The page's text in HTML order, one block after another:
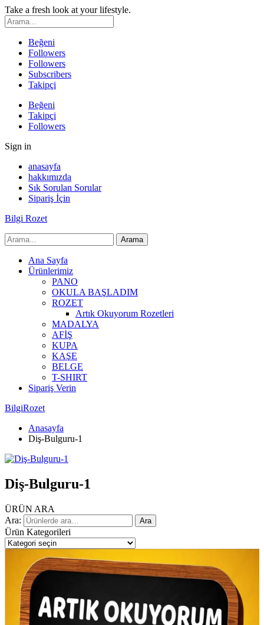
Take a fresh look at your lifestyle.
Beğeni
Followers
Followers
Subscribers
Takipçi
Beğeni
Takipçi
Followers
Sign in
anasayfa
hakkımızda
Sık Sorulan Sorular
Sipariş İçin
Bilgi Rozet
Ana Sayfa
Ürünlerimiz
PANO
OKULA BAŞLADIM
ROZET
Artık Okuyorum Rozetleri
MADALYA
AFİŞ
KUPA
KAŞE
BELGE
T-SHIRT
Sipariş Verin
BilgiRozet
Anasayfa
Diş-Bulguru-1
Diş-Bulguru-1
ÜRÜN ARA
Ara:
Ara
Ürün Kategorileri